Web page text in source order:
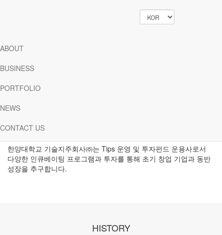
ABOUT
BUSINESS
PORTFOLIO
NEWS
CONTACT US
창의성이 있으면 혁신가가 되고
한양대학교 기술지주회사는 국내 제1호 대학기술지주회사로,
업 액셀러레이터입니다.
한양대학교 기술지주회사㈜는 Tips 운영 및 투자펀드 운용사로서
다양한 인큐베이팅 프로그램과 투자를 통해 초기 창업 기업과 동반
성장을 추구합니다.
HISTORY